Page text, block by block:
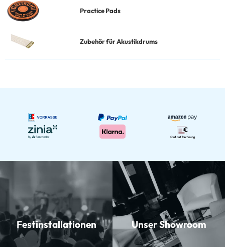
Practice Pads
Zubehör für Akustikdrums
Festinstallationen Unser Showroom